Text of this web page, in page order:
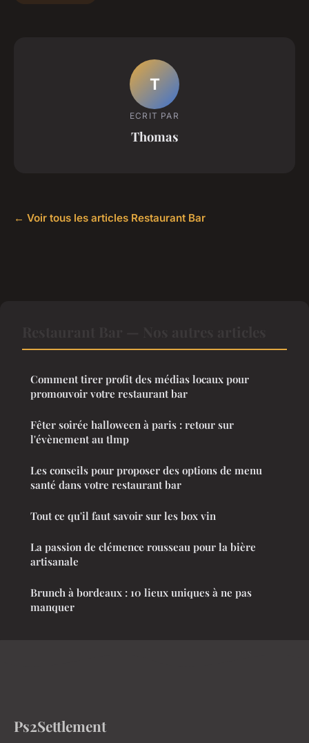
T
ECRIT PAR
Thomas
← Voir tous les articles Restaurant Bar
Comment tirer profit des médias locaux pour
promouvoir votre restaurant bar
Fêter soirée halloween à paris : retour sur
l'évènement au tlmp
Les conseils pour proposer des options de menu
santé dans votre restaurant bar
Tout ce qu'il faut savoir sur les box vin
La passion de clémence rousseau pour la bière
artisanale
Brunch à bordeaux : 10 lieux uniques à ne pas
manquer
Ps2Settlement